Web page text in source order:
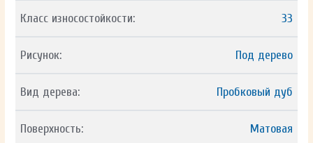
Класс износостойкости: 33
Рисунок: Под дерево
Вид дерева: Пробковый дуб
Поверхность: Матовая